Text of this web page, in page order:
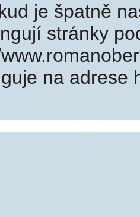
je špatně
stránky
na adrese